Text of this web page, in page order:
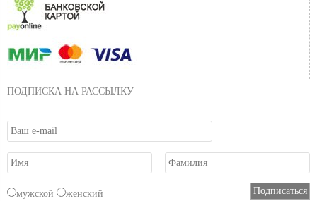
ПОДПИСКА НА РАССЫЛКУ
мужской женский